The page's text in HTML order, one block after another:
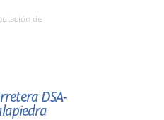
de
DSA-